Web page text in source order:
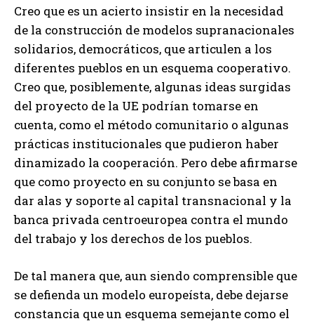
Creo que es un acierto insistir en la necesidad
de la construcción de modelos supranacionales
solidarios, democráticos, que articulen a los
diferentes pueblos en un esquema cooperativo.
Creo que, posiblemente, algunas ideas surgidas
del proyecto de la UE podrían tomarse en
cuenta, como el método comunitario o algunas
prácticas institucionales que pudieron haber
dinamizado la cooperación. Pero debe afirmarse
que como proyecto en su conjunto se basa en
dar alas y soporte al capital transnacional y la
banca privada centroeuropea contra el mundo
del trabajo y los derechos de los pueblos.
De tal manera que, aun siendo comprensible que
se defienda un modelo europeísta, debe dejarse
constancia que un esquema semejante como el